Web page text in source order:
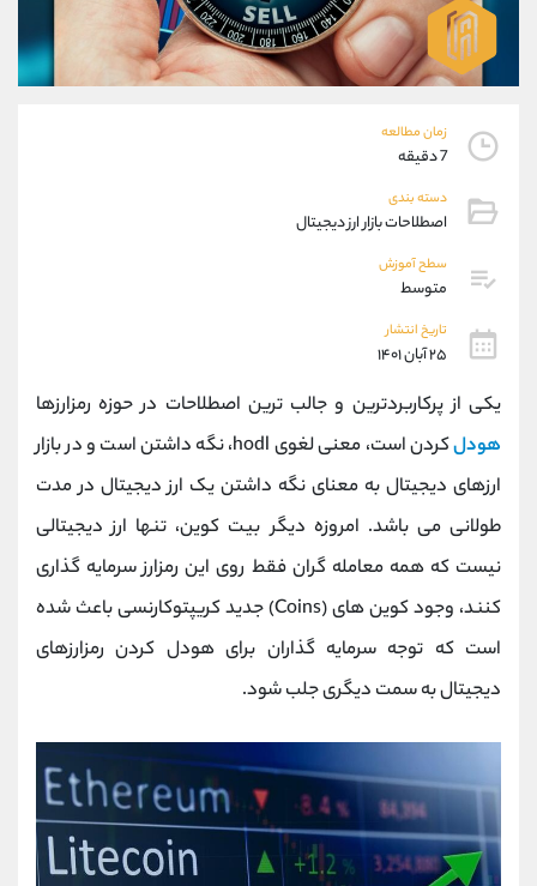
زمان مطالعه
7 دقیقه
دسته بندی
اصطلاحات بازار ارز دیجیتال
سطح آموزش
متوسط
تاریخ انتشار
۲۵ آبان ۱۴۰۱
یکی از پرکاربردترین و جالب ترین اصطلاحات در حوزه رمزارزها
هودل
کردن است، معنی لغوی hodl، نگه داشتن است و در بازار
ارزهای دیجیتال به معنای نگه داشتن یک ارز دیجیتال در مدت
طولانی می باشد. امروزه دیگر بیت کوین، تنها ارز دیجیتالی
نیست که همه معامله گران فقط روی این رمزارز سرمایه گذاری
کنند، وجود کوین های(Coins)جدید کریپتوکارنسی باعث شده
است که توجه سرمایه گذاران برای هودل کردن رمزارزهای
دیجیتال به سمت دیگری جلب شود.
09194198792
واتساپ شروع گفتگو
تلگرام @Armteam_admin_33
پشتیبان فروش
موبایل
واتساپ
داخلی
اطلاعات تماس (دفتر فروش)
تلفن 021-22021030
بدون پیش شماره 90001030
اینستاگرام @alireza.mehrabii
کانال تلگرام @alirezamehrabi_com